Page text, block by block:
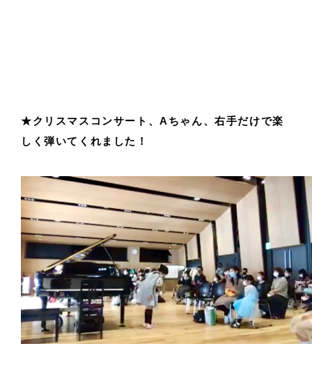
★クリスマスコンサート、Aちゃん、右手だけで楽
しく弾いてくれました！